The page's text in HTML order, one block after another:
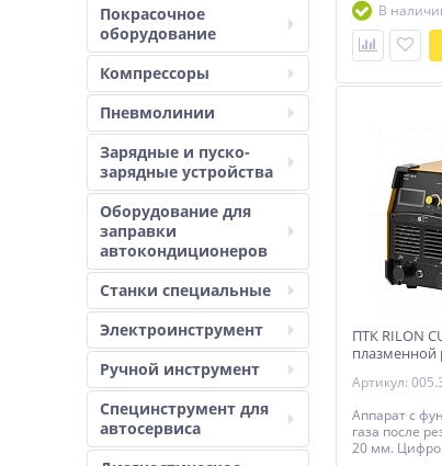
Покрасочное
оборудование
Компрессоры
Пневмолинии
Зарядные и пуско-
зарядные устройства
Оборудование для
заправки
автокондиционеров
Станки специальные
Электроинструмент
Ручной инструмент
Специнструмент для
автосервиса
В
ПТК RILON
плазменной
Артикул:
Аппарат с
газа после
20 мм.